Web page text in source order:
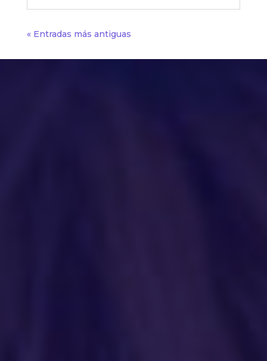
« Entradas más antiguas